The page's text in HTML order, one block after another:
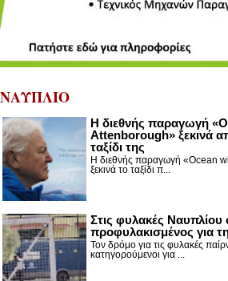
ΝΑΥΠΛΙΟ
Η διεθνής παραγωγή
Attenborough» ξεκινά
ταξίδι της
Η διεθνής παραγωγή «Ocean
ξεκινά το ταξίδι π...
Στις φυλακές Ναυπλίου
προφυλακισμένος για
Τον δρόμο για τις φυλακές
κατηγορούμενοι για ...